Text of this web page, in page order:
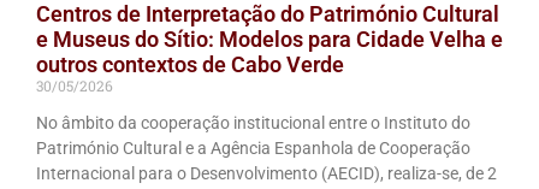
Centros de Interpretação do Património Cultural
e Museus do Sítio: Modelos para Cidade Velha e
outros contextos de Cabo Verde
30/05/2026
No âmbito da cooperação institucional entre o Instituto do
Património Cultural e a Agência Espanhola de Cooperação
Internacional para o Desenvolvimento (AECID), realiza-se, de 2